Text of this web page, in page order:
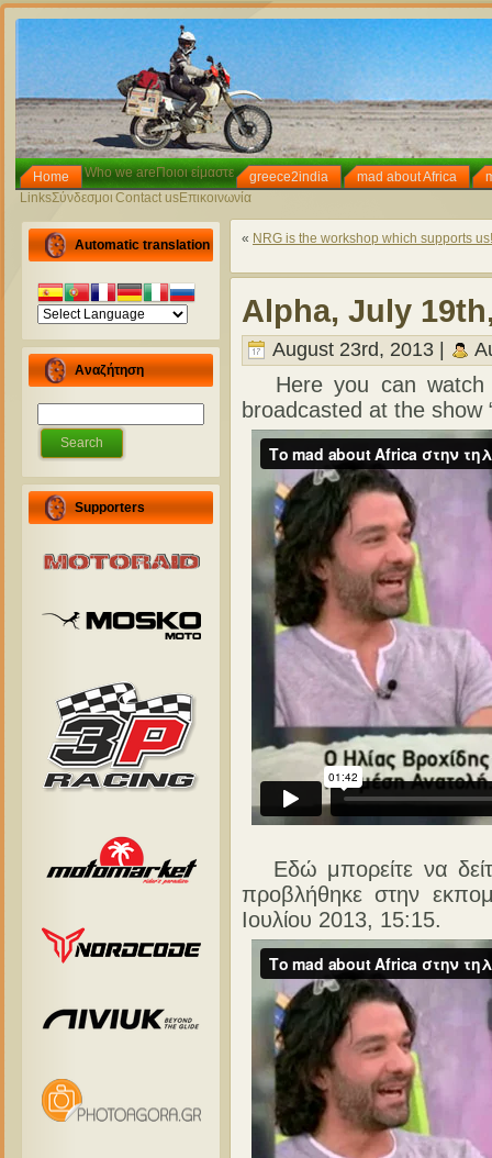
Home Who we areΠοιοι είμαστε greece2india mad about Africa
LinksΣύνδεσμοι Contact usΕπικοινωνία
Automatic translation
Αναζήτηση
Supporters
« NRG is the workshop which supports us!
Alpha, July
August 23rd, 2013 |
Here you can watch
broadcasted at the show
Εδώ μπορείτε να
προβλήθηκε στην
Ιουλίου 2013, 15:15.